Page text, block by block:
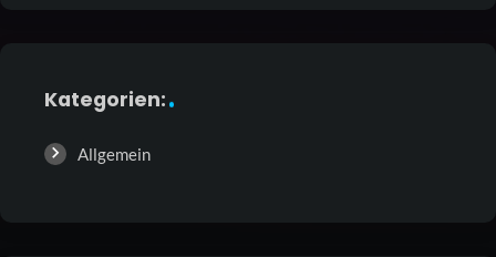
Kategorien:
Allgemein